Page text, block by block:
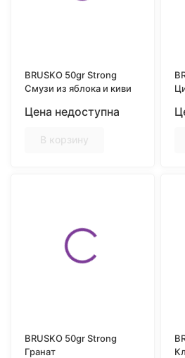
BRUSKO 50gr Strong
Смузи из яблока и киви
Цена недоступна
В корзину
BRUSKO 50gr Strong
Гранат